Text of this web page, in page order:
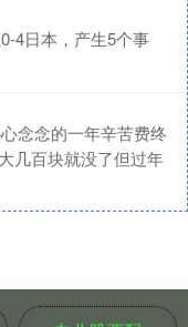
4日本，产生5个事
念念的一年辛苦费终
几百块就没了但过年